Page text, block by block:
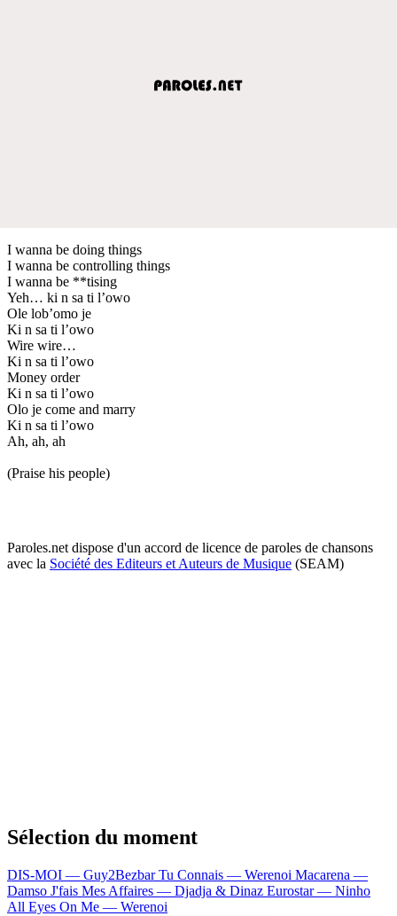
I wanna be doing things
I wanna be controlling things
I wanna be **tising
Yeh… ki n sa ti l’owo
Ole lob’omo je
Ki n sa ti l’owo
Wire wire…
Ki n sa ti l’owo
Money order
Ki n sa ti l’owo
Olo je come and marry
Ki n sa ti l’owo
Ah, ah, ah
(Praise his people)
Paroles.net dispose d'un accord de licence de paroles de chansons
avec la Société des Editeurs et Auteurs de Musique (SEAM)
Sélection du moment
DIS-MOI — Guy2BezbarTu Connais — Werenoi Macarena —
Damso J'fais Mes Affaires — Djadja & Dinaz Eurostar — Ninho
All Eyes On Me — Werenoi